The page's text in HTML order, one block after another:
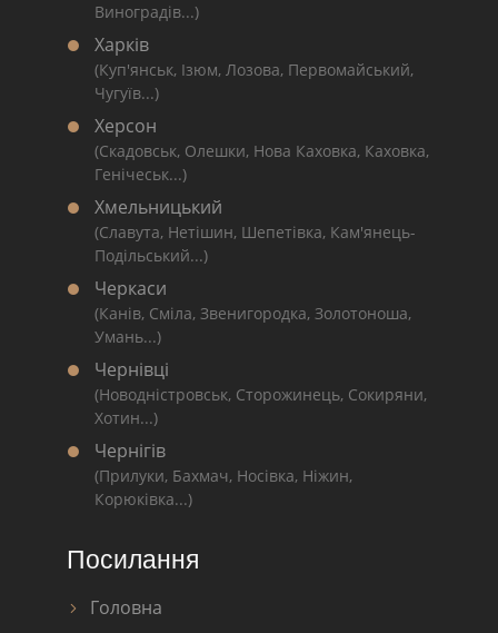
Виноградів...)
Харків
(Куп'янськ, Ізюм, Лозова, Первомайський,
Чугуїв...)
Херсон
(Скадовськ, Олешки, Нова Каховка, Каховка,
Генічеськ...)
Хмельницький
(Славута, Нетішин, Шепетівка, Кам'янець-
Подільський...)
Черкаси
(Канів, Сміла, Звенигородка, Золотоноша,
Умань...)
Чернівці
(Новодністровськ, Сторожинець, Сокиряни,
Хотин...)
Чернігів
(Прилуки, Бахмач, Носівка, Ніжин,
Корюківка...)
Посилання
Головна